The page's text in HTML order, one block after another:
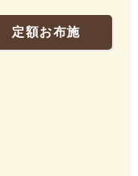
定額お布施